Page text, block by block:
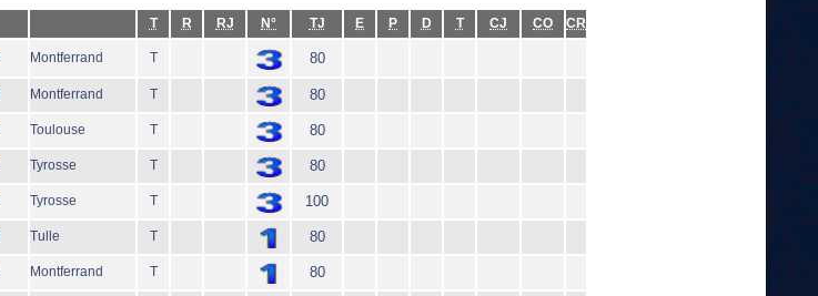
T R RJ N° TJ E P D T CJ CO CR
Montferrand T 80
Montferrand T 80
Toulouse T 80
Tyrosse T 80
Tyrosse T 100
Tulle T 80
Montferrand T 80